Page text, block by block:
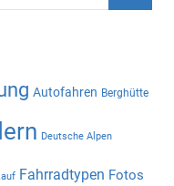
Autofahren Berghütte
Deutsche Alpen
Fahrradtypen Fotos